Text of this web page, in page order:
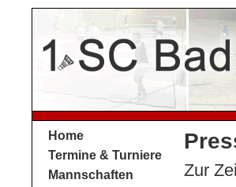
Home
Termine & Turniere
Mannschaften
Zur